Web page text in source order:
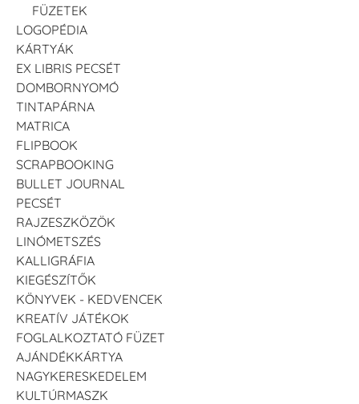
FÜZETEK
LOGOPÉDIA
KÁRTYÁK
EX LIBRIS PECSÉT
DOMBORNYOMÓ
TINTAPÁRNA
MATRICA
FLIPBOOK
SCRAPBOOKING
BULLET JOURNAL
PECSÉT
RAJZESZKÖZÖK
LINÓMETSZÉS
KALLIGRÁFIA
KIEGÉSZÍTŐK
KÖNYVEK - KEDVENCEK
KREATÍV JÁTÉKOK
FOGLALKOZTATÓ FÜZET
AJÁNDÉKKÁRTYA
NAGYKERESKEDELEM
KULTÚRMASZK